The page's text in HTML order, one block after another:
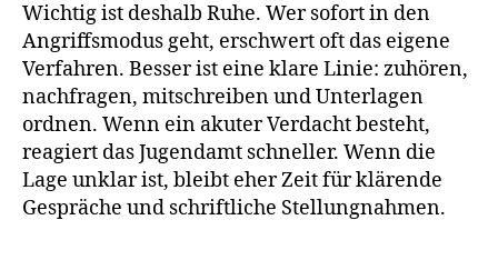
Wichtig ist deshalb Ruhe. Wer sofort in den
Angriffsmodus geht, erschwert oft das eigene
Verfahren. Besser ist eine klare Linie: zuhören,
nachfragen, mitschreiben und Unterlagen
ordnen. Wenn ein akuter Verdacht besteht,
reagiert das Jugendamt schneller. Wenn die
Lage unklar ist, bleibt eher Zeit für klärende
Gespräche und schriftliche Stellungnahmen.